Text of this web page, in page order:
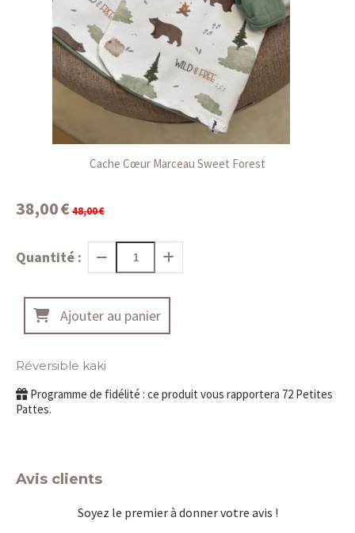
Cache Cœur Marceau Sweet Forest
38,00€48,00€
Quantité :
Ajouter au panier
Réversible kaki
Programme de fidélité : ce produit vous rapportera 72 Petites
Pattes.
Avis clients
Soyez le premier à donner votre avis !